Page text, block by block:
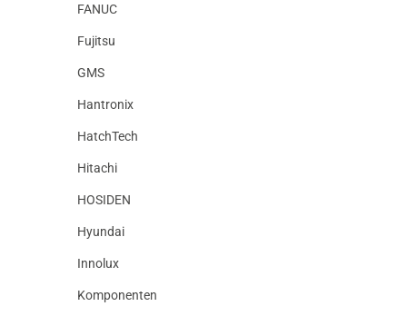
FANUC
Fujitsu
GMS
Hantronix
HatchTech
Hitachi
HOSIDEN
Hyundai
Innolux
Komponenten